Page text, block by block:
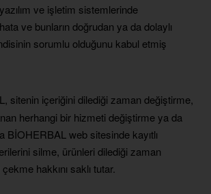
ve işletim sistemlerinde
ve bunların doğrudan ya da dolaylı
sorumlu olduğunu kabul etmiş
sitenin içeriğini dilediği zaman değiştirme,
herhangi bir hizmeti değiştirme ya da
BİOHERBAL web sitesinde kayıtlı
silme, ürünleri dilediği zaman
hakkını saklı tutar.